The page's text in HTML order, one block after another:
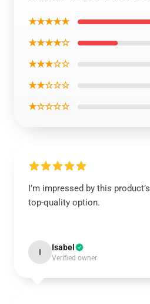
★★★★★
★★★★☆
★★★☆☆
★★☆☆☆
★☆☆☆☆
I’m impressed by this
top-quality option.
I Isabel
Verified owner